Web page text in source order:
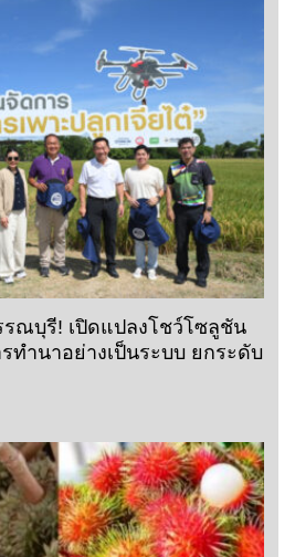
รณบุรี! เปิดแปลงโชว์โซลูชัน
ทำนาอย่างเป็นระบบ ยกระดับ